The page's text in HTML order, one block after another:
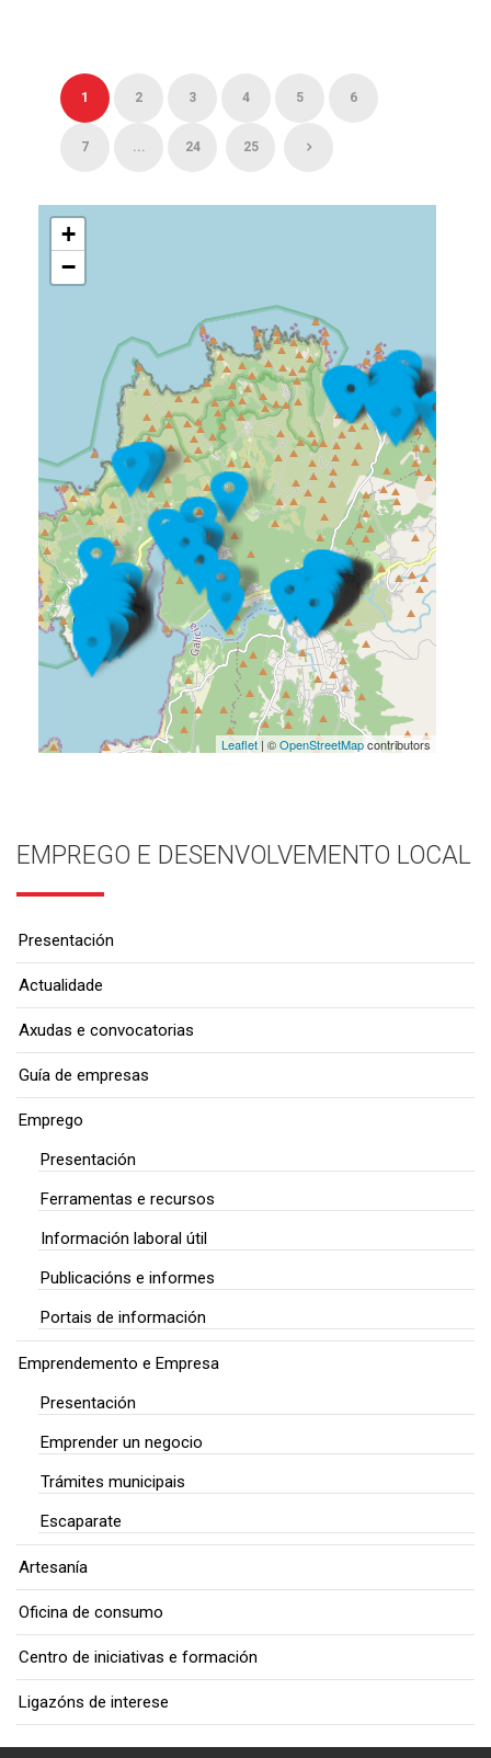
1 2 3 4 5 6
7 ... 24 25
+
−
Leaflet| ©OpenStreetMapcontributors
EMPREGO E DESENVOLVEMENTO LOCAL
Presentación
Actualidade
Axudas e convocatorias
Guía de empresas
Emprego
Presentación
Ferramentas e recursos
Información laboral útil
Publicacións e informes
Portais de información
Emprendemento e Empresa
Presentación
Emprender un negocio
Trámites municipais
Escaparate
Artesanía
Oficina de consumo
Centro de iniciativas e formación
Ligazóns de interese